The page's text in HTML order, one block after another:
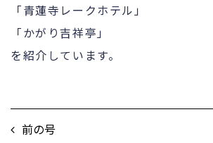
「青蓮寺レークホテル」
「かがり吉祥亭」
を紹介しています。
前の号